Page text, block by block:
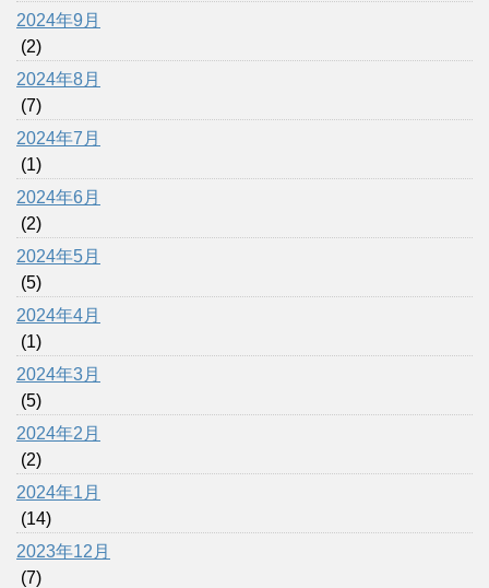
2024年9月
(2)
2024年8月
(7)
2024年7月
(1)
2024年6月
(2)
2024年5月
(5)
2024年4月
(1)
2024年3月
(5)
2024年2月
(2)
2024年1月
(14)
2023年12月
(7)